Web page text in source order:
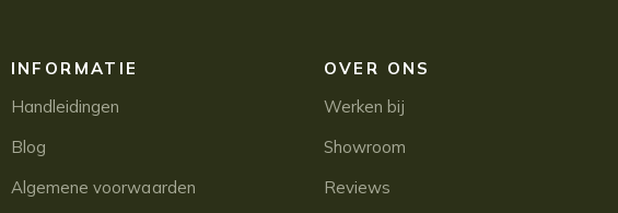
INFORMATIE
Handleidingen
Blog
Algemene voorwaarden
OVER ONS
Werken bij
Showroom
Reviews